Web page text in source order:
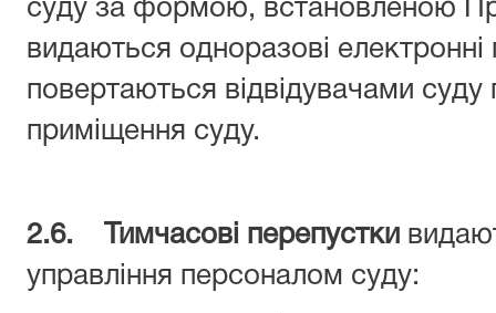
суду за формою, встановленою
видаються одноразові електронні
повертаються відвідувачами
приміщення суду.
2.6. Тимчасові перепустки
управління персоналом суду: